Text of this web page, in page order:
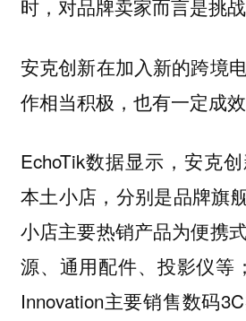
时，对品牌卖家而言是挑战
安克创新在加入新的跨境
作相当积极，也有一定成效
EchoTik数据显示，安克
本土小店，分别是品牌旗
小店主要热销产品为便携
源、通用配件、投影仪等
Innovation主要销售数码